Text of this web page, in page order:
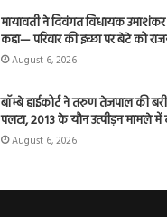
मायावती ने दिवंगत विधायक उमाशंकर
कहा— परिवार की इच्छा पर बेटे को
August 6, 2026
बॉम्बे हाईकोर्ट ने तरुण तेजपाल की
पलटा, 2013 के यौन उत्पीड़न मामले में
August 6, 2026